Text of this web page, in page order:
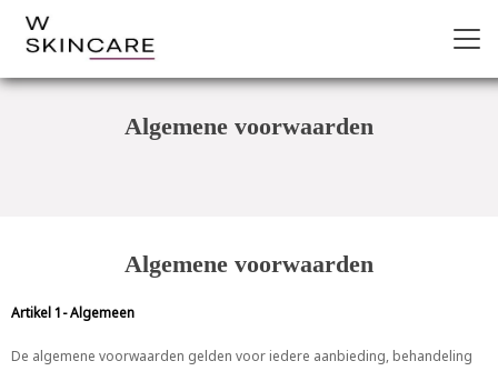
Algemene voorwaarden
Algemene voorwaarden
Artikel 1- Algemeen
De algemene voorwaarden gelden voor iedere aanbieding, behandeling